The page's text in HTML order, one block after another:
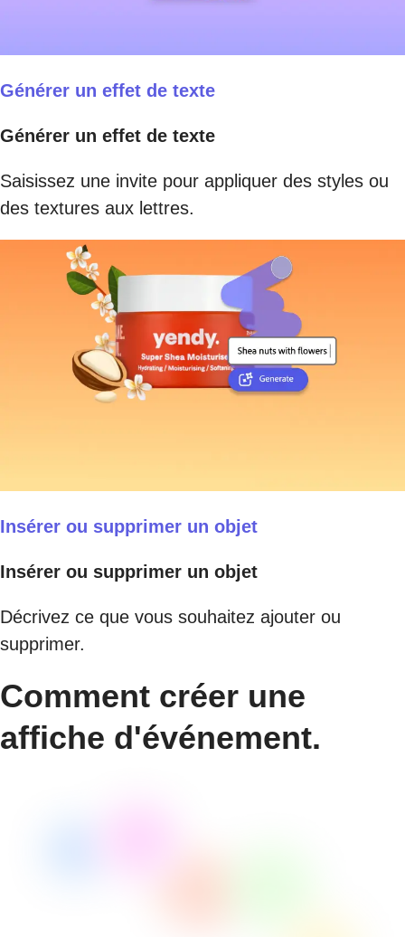
Générer un effet de texte
Générer un effet de texte
Saisissez une invite pour appliquer des styles ou
des textures aux lettres.
Insérer ou supprimer un objet
Insérer ou supprimer un objet
Décrivez ce que vous souhaitez ajouter ou
supprimer.
Comment créer une
affiche d'événement.